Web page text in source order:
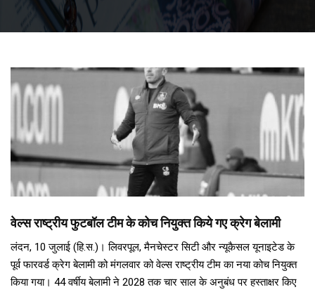
वेल्स राष्ट्रीय फुटबॉल टीम के कोच नियुक्त किये गए क्रेग बेलामी
लंदन, 10 जुलाई (हि.स.)। लिवरपूल, मैनचेस्टर सिटी और न्यूकैसल यूनाइटेड के
पूर्व फारवर्ड क्रेग बेलामी को मंगलवार को वेल्स राष्ट्रीय टीम का नया कोच नियुक्त
किया गया। 44 वर्षीय बेलामी ने 2028 तक चार साल के अनुबंध पर हस्ताक्षर किए